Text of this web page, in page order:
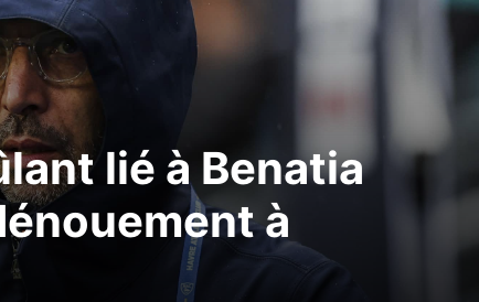
lié à Benatia
à